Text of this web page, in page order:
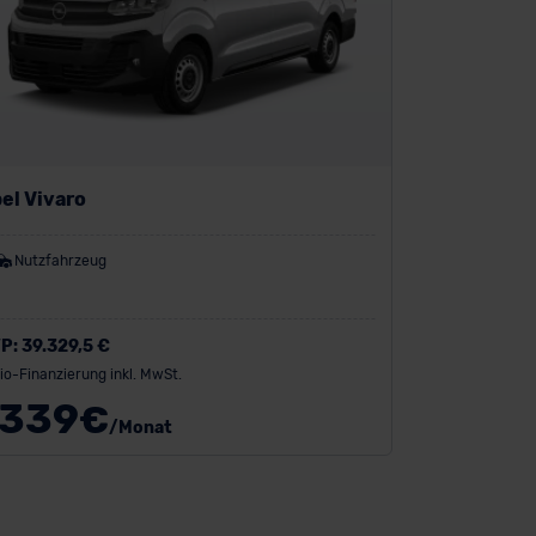
Vivaro
Nutzfahrzeug
39.329,5 €
Finanzierung inkl. MwSt.
€/Monat